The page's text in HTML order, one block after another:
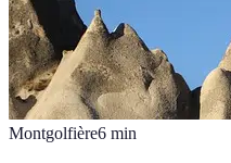
Montgolfière6 min